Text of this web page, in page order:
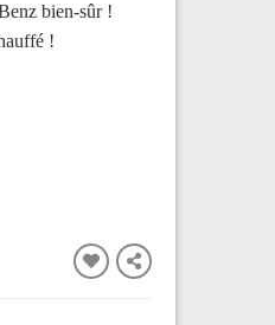
bien-sûr !
!